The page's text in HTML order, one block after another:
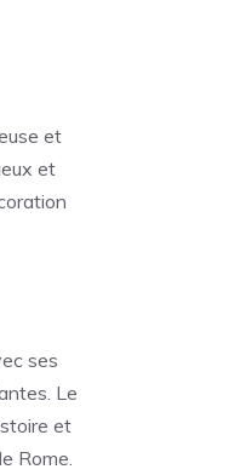
et
et
ses
Le
et
Rome.